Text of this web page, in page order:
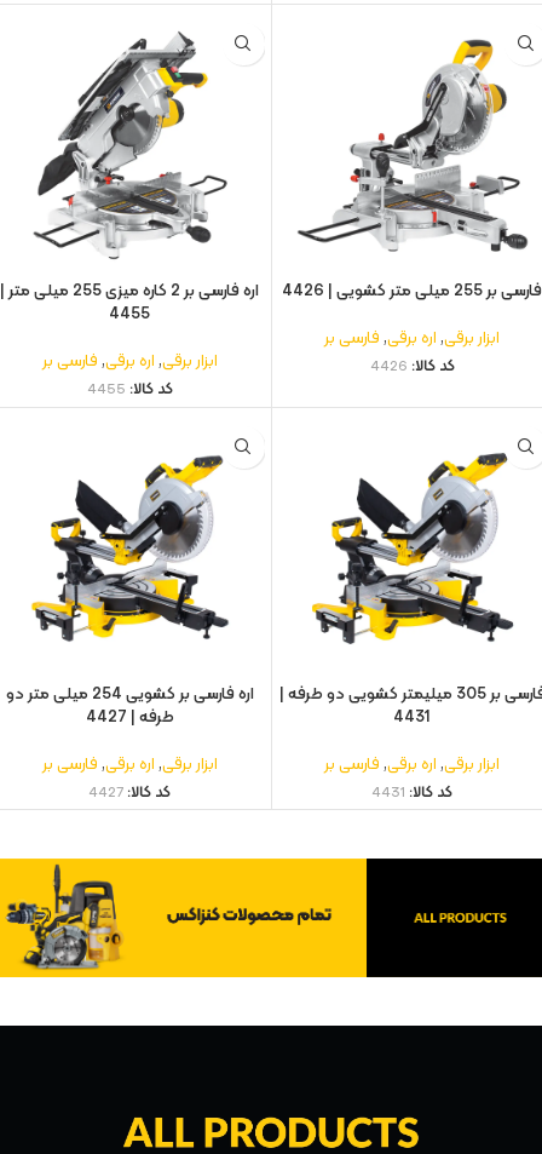
فارسی بر 255 میلی متر کشویی | 4426
ابزار برقی,اره برقی,فارسی بر
کد کالا: 4426
اره فارسی‌ بر 2 کاره میزی 255 میلی‌ متر |
4455
ابزار برقی,اره برقی,فارسی بر
کد کالا: 4455
فارسی بر 305 میلیمتر کشویی دو طرفه |
4431
ابزار برقی,اره برقی,فارسی بر
کد کالا: 4431
اره فارسی بر کشویی 254 میلی متر دو
طرفه | 4427
ابزار برقی,اره برقی,فارسی بر
کد کالا: 4427